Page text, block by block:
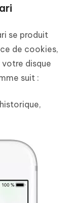
se produit
de cookies,
votre disque
suit :